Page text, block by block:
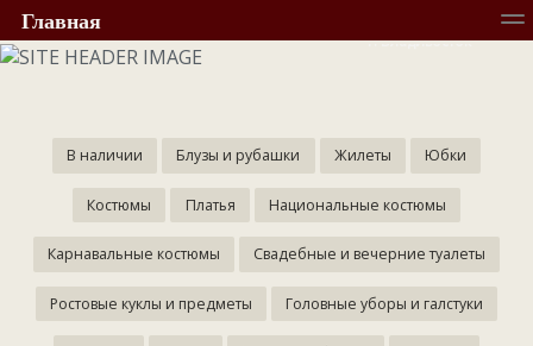
Главная
О компании
Стоимость
+7 (423) 229-21-61
г. Владивосток
В наличии Блузы и рубашки Жилеты Юбки
Костюмы Платья Национальные костюмы
Карнавальные костюмы Свадебные и вечерние туалеты
Ростовые куклы и предметы Головные уборы и галстуки